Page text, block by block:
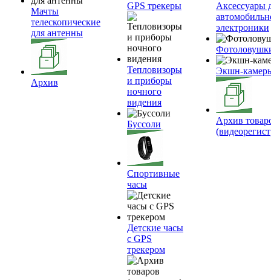
Мачты
телескопические
для антенны
Архив
GPS трекеры
Тепловизоры
и приборы
ночного
видения
Буссоли
Спортивные
часы
Детские часы
с GPS
трекером
Аксессуары
электроники
Экшн-
Архив